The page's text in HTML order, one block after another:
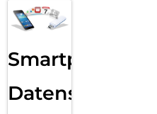
Smartphone
Datensicherung